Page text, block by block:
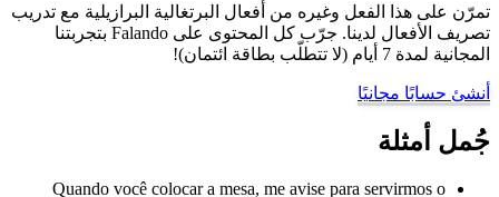
تمرّن على هذا الفعل وغيره من أفعال البرتغالية البرازيلية مع تدريب
تصريف الأفعال لدينا. جرّب كل المحتوى على Falando بتجربتنا
المجانية لمدة 7 أيام (لا تتطلّب بطاقة ائتمان)!
أنشئ حسابًا مجانيًا
جُمل أمثلة
Quando você colocar a mesa, me avise para servirmos o